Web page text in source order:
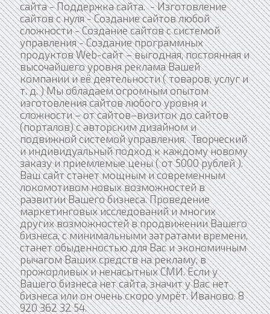
сайта - Поддержка сайта. - Изготовление
сайтов с нуля - Создание сайтов любой
сложности - Создание сайтов с системой
управления - Создание программных
продуктов Web-сайт – выгодная, постоянная и
высочайшего уровня реклама Вашей
компании и её деятельности ( товаров, услуг и
т. д. ) Мы обладаем огромным опытом
изготовления сайтов любого уровня и
сложности – от сайтов–визиток до сайтов
(порталов) с авторским дизайном и
подвижной системой управления. Творческий
и индивидуальный подход к каждому новому
заказу и приемлемые цены ( от 5000 рублей ).
Ваш сайт станет мощным и современным
локомотивом новых возможностей в
развитии Вашего бизнеса. Проведение
маркетинговых исследований и многих
других возможностей в продвижении Вашего
бизнеса, с минимальными затратами времени,
станет обыденностью для Вас и экономичным
рычагом Ваших средств на рекламу, в
прожорливых и ненасытных СМИ. Если у
Вашего бизнеса нет сайта, значит у Вас нет
бизнеса или он очень скоро умрёт. Иваново. 8
920 362 32 54.